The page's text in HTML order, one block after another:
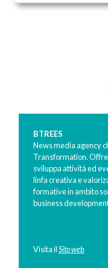
BTREES
News media agency
Transformation.
sviluppa attività ed
linfa creativa e
formative in ambito
business
Visita ilSito web